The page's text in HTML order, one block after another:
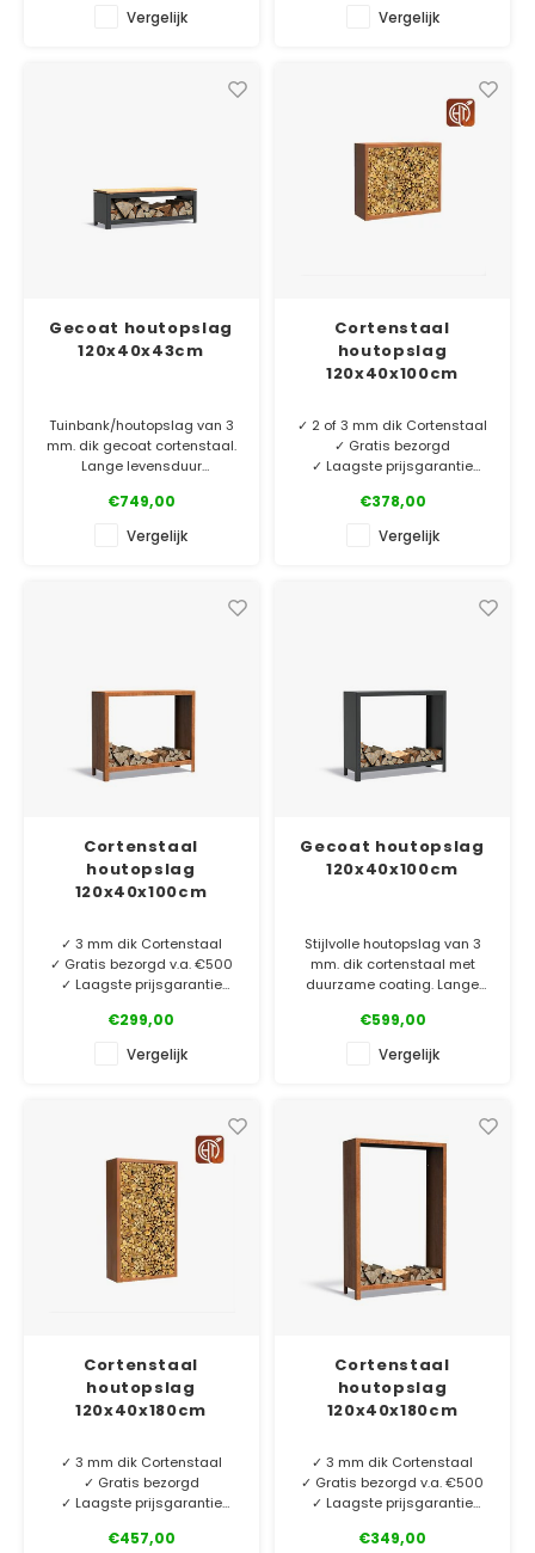
vuurelement en een goed
gevulde houtopslag?
✓ Gratis bezorgd v.a. €500
Vergelijk
Stevige tuinbank/houtopslag
van 3 mm. dik cortenstaal
bijpassende zitbank?
Vergelijk
Gecoat houtopslag
120x40x43cm
Tuinbank/houtopslag van 3
mm. dik gecoat cortenstaal.
Lange levensduur
gezelliger dan een tuin met
vuurelement en bijpassende
zitbank?
✓ Gratis bezorgd v.a. €500
€749,00
Vergelijk
Cortenstaal
houtopslag
120x40x100cm
✓ 2 of 3 mm dik Cortenstaal
✓ Gratis bezorgd
✓ Laagste prijsgarantie
Cortenstaal houtopslag van
2 of 3 mm dik cortenstaal
tuinsfeer past. Maatwerk op
€378,00
Vergelijk
Cortenstaal
houtopslag
120x40x100cm
✓ 3 mm dik Cortenstaal
✓ Gratis bezorgd v.a. €500
✓ Laagste prijsgarantie
Cortenstaal houtopslag van
3 mm dik cortenstaal met
€299,00
Vergelijk
Gecoat houtopslag
120x40x100cm
Stijlvolle houtopslag van 3
mm. dik cortenstaal met
duurzame coating. Lange
gezelliger dan een tuin met
vuurelement en een goed
gevulde houtopslag?
✓ Gratis bezorgd v.a. €500
✓ 5 jaar garantie
€599,00
Vergelijk
Cortenstaal
houtopslag
120x40x180cm
✓ 3 mm dik Cortenstaal
✓ Gratis bezorgd
✓ Laagste prijsgarantie
€457,00
Cortenstaal
houtopslag
120x40x180cm
✓ 3 mm dik Cortenstaal
✓ Gratis bezorgd v.a. €500
✓ Laagste prijsgarantie
€349,00